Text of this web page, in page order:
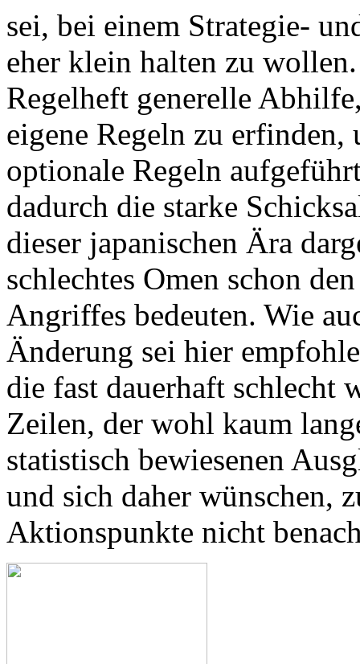
sei, bei einem Strategie-
eher klein halten zu
Regelheft generelle
eigene Regeln zu erfinden,
optionale Regeln
dadurch die starke
dieser japanischen Ära
schlechtes Omen schon
Angriffes bedeuten. Wie
Änderung sei hier
die fast dauerhaft schlecht
Zeilen, der wohl kaum
statistisch bewiesenen
und sich daher wünschen,
Aktionspunkte nicht